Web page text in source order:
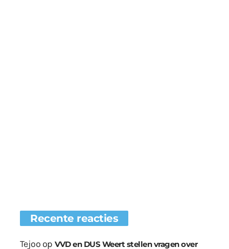
Recente reacties
Tejoo op VVD en DUS Weert stellen vragen over